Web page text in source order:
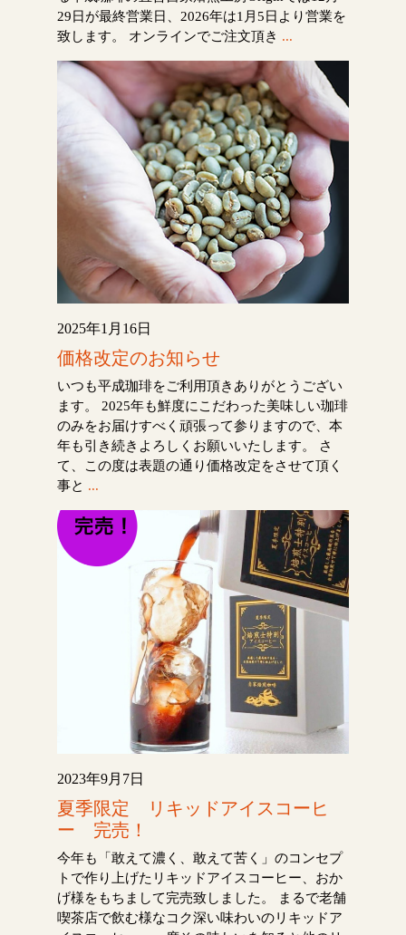
29日が最終営業日、2026年は1月5日より営業を
致します。 オンラインでご注文頂き ...
2025年1月16日
価格改定のお知らせ
いつも平成珈琲をご利用頂きありがとうござい
ます。 2025年も鮮度にこだわった美味しい珈琲
のみをお届けすべく頑張って参りますので、本
年も引き続きよろしくお願いいたします。 さ
て、この度は表題の通り価格改定をさせて頂く
事と ...
2023年9月7日
夏季限定 リキッドアイスコーヒ
ー 完売！
今年も「敢えて濃く、敢えて苦く」のコンセプ
トで作り上げたリキッドアイスコーヒー、おか
げ様をもちまして完売致しました。 まるで老舗
喫茶店で飲む様なコク深い味わいのリキッドア